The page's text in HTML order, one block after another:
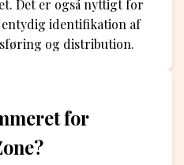
Det er også nyttigt for
identifikation af
og distribution.
for